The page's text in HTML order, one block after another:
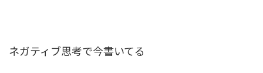
ネガティブ思考で今書いてる